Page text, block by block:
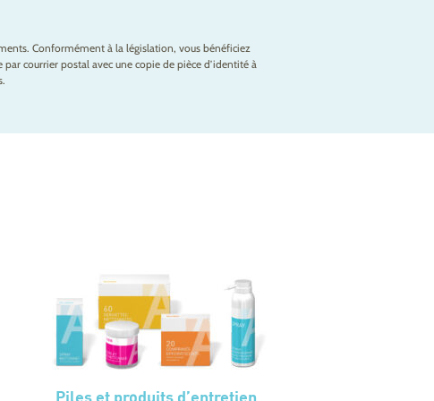
Conformément à la législation, vous bénéficiez
courrier postal avec une copie de pièce d’identité à